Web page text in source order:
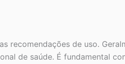
recomendações de uso.
de saúde. É fundamental